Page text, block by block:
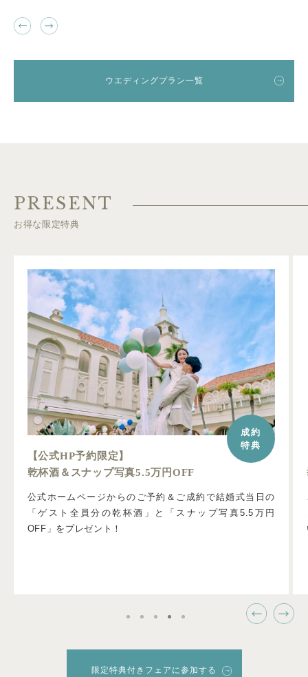
ウエディングプラン一覧
PRESENT
お得な限定特典
成約
特典
【公式HP予約限定】
乾杯酒＆スナップ写真5.5万円OFF
公式ホームページからのご予約＆ご成約で結婚式当日の
「ゲスト全員分の乾杯酒」と「スナップ写真5.5万円
OFF」をプレゼント！
限定特典付きフェアに参加する